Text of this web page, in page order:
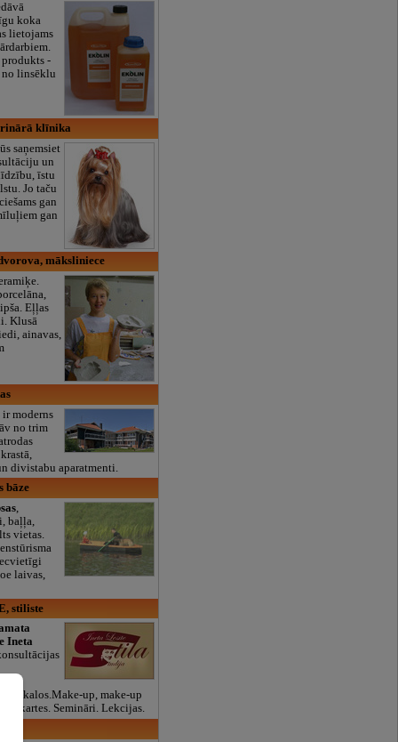
koka
lietojams
-
no linsēklu
klīnika
saņemsiet
un
īstu
Jo taču
gan
gan
māksliniece
Eļļas
Klusā
ainavas,
moderns
no trim
divistabu aparatmenti.
bāze
,
baļļa,
vietas.
laivas,
stiliste
Ineta
veikalos.Make-up, make-up
kartes. Semināri. Lekcijas.